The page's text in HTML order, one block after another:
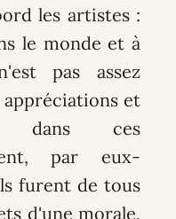
les artistes :
le monde et à
pas assez
et
dans ces
par eux-
furent de tous
d'une morale,